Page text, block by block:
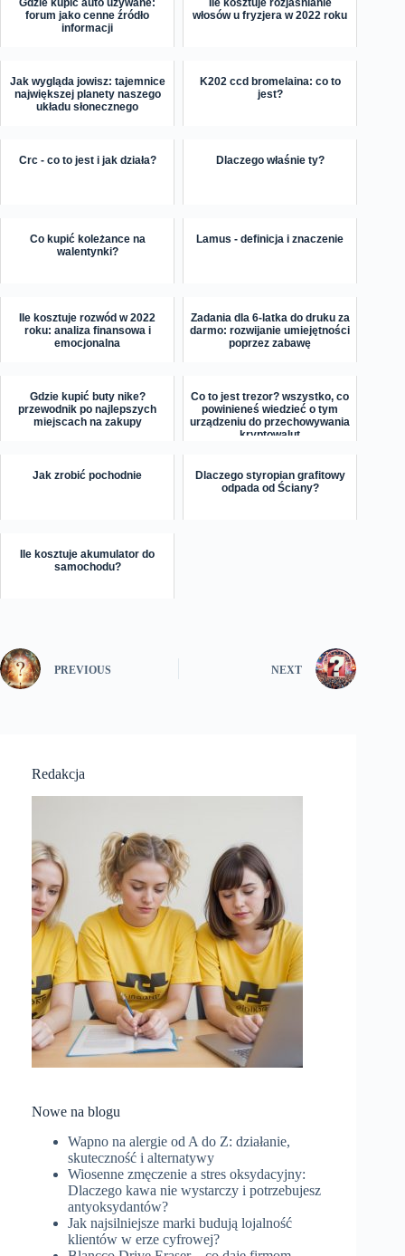
Gdzie kupić auto używane:
forum jako cenne źródło
informacji
Ile kosztuje rozjaśnianie
włosów u fryzjera w 2022 roku
Jak wygląda jowisz: tajemnice
największej planety naszego
układu słonecznego
K202 ccd bromelaina: co to
jest?
Crc - co to jest i jak działa? Dlaczego właśnie ty?
Co kupić koleżance na
walentynki?
Lamus - definicja i znaczenie
Ile kosztuje rozwód w 2022
roku: analiza finansowa i
emocjonalna
Zadania dla 6-latka do druku za
darmo: rozwijanie umiejętności
poprzez zabawę
Gdzie kupić buty nike?
przewodnik po najlepszych
miejscach na zakupy
Co to jest trezor? wszystko, co
powinieneś wiedzieć o tym
urządzeniu do przechowywania
kryptowalut
Jak zrobić pochodnie
Dlaczego styropian grafitowy
odpada od Ściany?
Ile kosztuje akumulator do
samochodu?
PREVIOUS NEXT
Redakcja
Nowe na blogu
Wapno na alergie od A do Z: działanie,
skuteczność i alternatywy
Wiosenne zmęczenie a stres oksydacyjny:
Dlaczego kawa nie wystarczy i potrzebujesz
antyoksydantów?
Jak najsilniejsze marki budują lojalność
klientów w erze cyfrowej?